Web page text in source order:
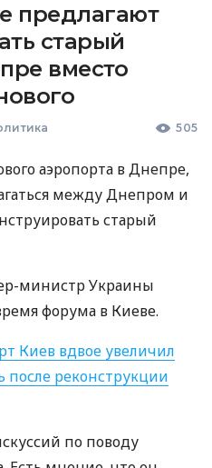
предлагают
старый
вместо
505
аэропорта в Днепре,
между Днепром и
старый
министр Украины
форума в Киеве.
Киев вдвое увеличил
после реконструкции
по поводу